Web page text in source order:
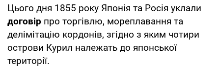
Цього дня 1855 року Японія та Росія уклали
договір про торгівлю, мореплавання та
делімітацію кордонів, згідно з яким чотири
острови Курил належать до японської
території.